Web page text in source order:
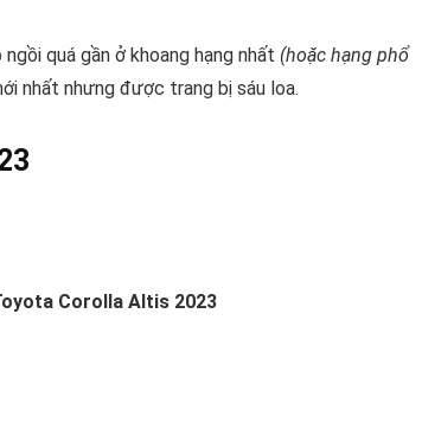
quá gần ở khoang hạng nhất (hoặc hạng phổ
nhất nhưng được trang bị sáu loa.
Corolla Altis 2023